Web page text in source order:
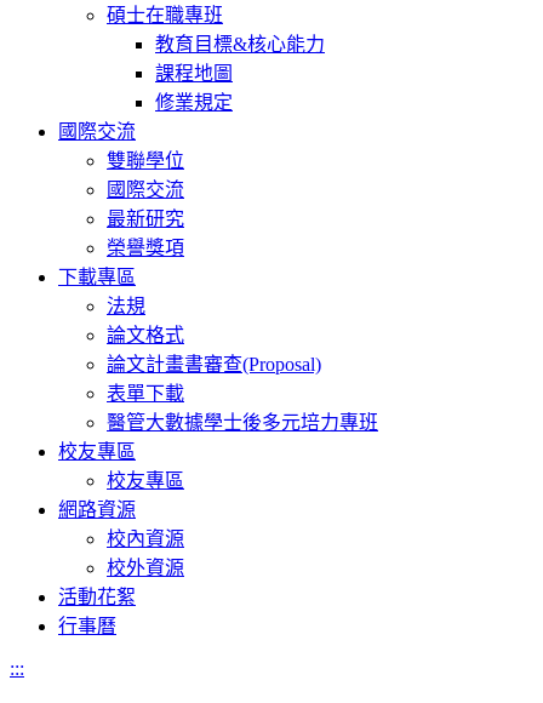
碩士在職專班
教育目標&核心能力
課程地圖
修業規定
國際交流
雙聯學位
國際交流
最新研究
榮譽獎項
下載專區
法規
論文格式
論文計畫書審查(Proposal)
表單下載
醫管大數據學士後多元培力專班
校友專區
校友專區
網路資源
校內資源
校外資源
活動花絮
行事曆
:::